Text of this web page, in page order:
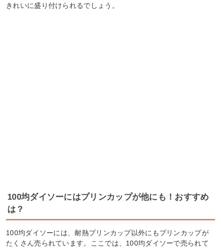
きれいに盛り付けられるでしょう。
100均ダイソーにはプリンカップが他にも！おすすめ
は？
100均ダイソーには、耐熱プリンカップ以外にもプリンカップが
たくさん売られています。ここでは、100均ダイソーで売られて